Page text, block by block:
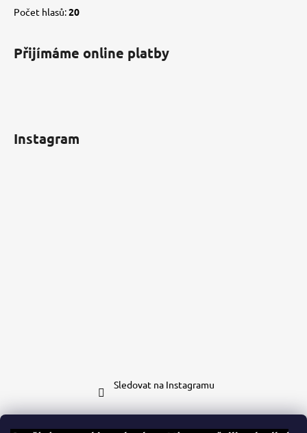
Počet hlasů:20
Přijímáme online platby
Instagram
Sledovat na Instagramu
Kontakt